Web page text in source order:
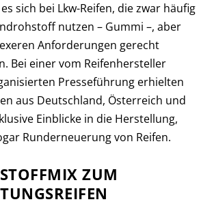
sich bei Lkw-Reifen, die zwar häufig
nutzen – Gummi –, aber
Anforderungen gerecht
Bei einer vom Reifenhersteller
Presseführung erhielten
aus Deutschland, Österreich und
Einblicke in die Herstellung,
Runderneuerung von Reifen.
ZUM